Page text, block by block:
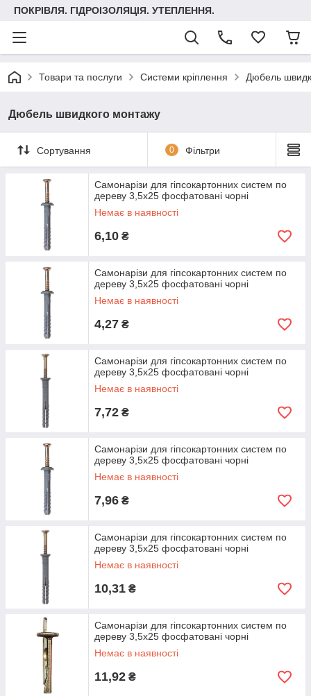
ПОКРІВЛЯ. ГІДРОІЗОЛЯЦІЯ. УТЕПЛЕННЯ.
Товари та послуги Системи кріплення Дюбель
Дюбель швидкого монтажу
Сортування 0 Фільтри
Самонарізи для гіпсокартонних систем по
дереву 3,5х25 фосфатовані чорні
Немає в наявності
6,10 ₴
Самонарізи для гіпсокартонних систем по
дереву 3,5х25 фосфатовані чорні
Немає в наявності
4,27 ₴
Самонарізи для гіпсокартонних систем по
дереву 3,5х25 фосфатовані чорні
Немає в наявності
7,72 ₴
Самонарізи для гіпсокартонних систем по
дереву 3,5х25 фосфатовані чорні
Немає в наявності
7,96 ₴
Самонарізи для гіпсокартонних систем по
дереву 3,5х25 фосфатовані чорні
Немає в наявності
10,31 ₴
Самонарізи для гіпсокартонних систем по
дереву 3,5х25 фосфатовані чорні
Немає в наявності
11,92 ₴